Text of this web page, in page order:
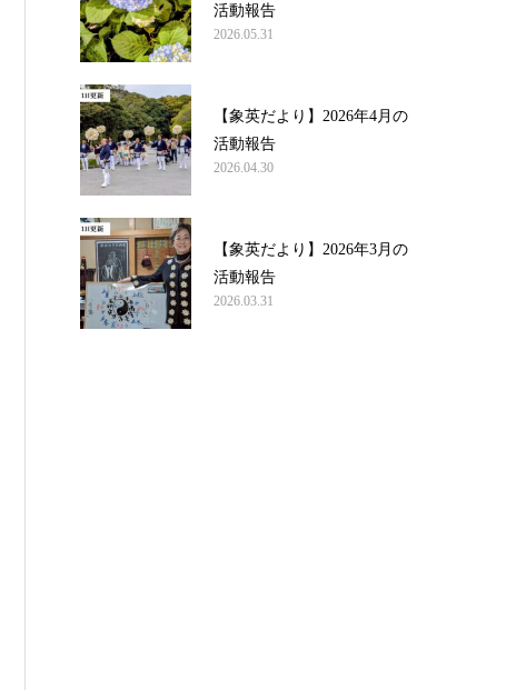
活動報告
2026.05.31
【象英だより】2026年4月の
活動報告
2026.04.30
【象英だより】2026年3月の
活動報告
2026.03.31